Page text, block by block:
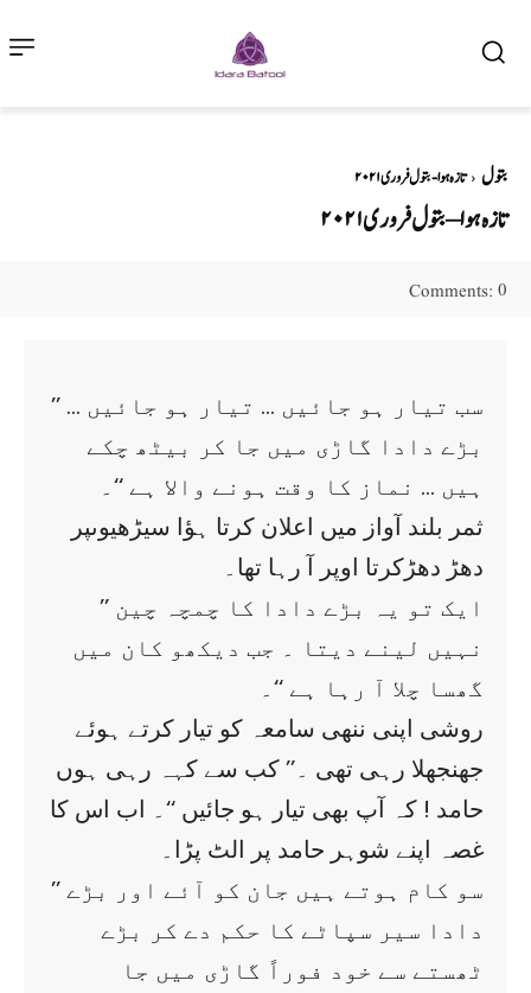
بتول تازہ ہوا - بتول فروری ۲۰۲۱
تازہ ہوا – بتول فروری ۲۰۲۱
Comments: 0
’’ سب تیار ہو جائیں … تیار ہو جائیں …
بڑے دادا گاڑی میں جا کر بیٹھ چکے
ہیں … نماز کا وقت ہونے والا ہے ‘‘۔
ثمر بلند آواز میں اعلان کرتا ہؤا سیڑھیوںپر
دھڑ دھڑکرتا اوپر آ رہا تھا۔
’’ ایک تو یہ بڑے دادا کا چمچہ چین
نہیں لینے دیتا ۔ جب دیکھو کان میں
گھسا چلا آ رہا ہے ‘‘۔
روشی اپنی ننھی سامعہ کو تیار کرتے ہوئے
جھنجھلا رہی تھی ۔’’ کب سے کہہ رہی ہوں
حامد ! کہ آپ بھی تیار ہو جائیں ‘‘۔ اب اس کا
غصہ اپنے شوہر حامد پر الٹ پڑا۔
’’ سو کام ہوتے ہیں جان کو آئے اور بڑے
دادا سیر سپاٹے کا حکم دے کر بڑے
ٹھستے سے خود فوراً گاڑی میں جا